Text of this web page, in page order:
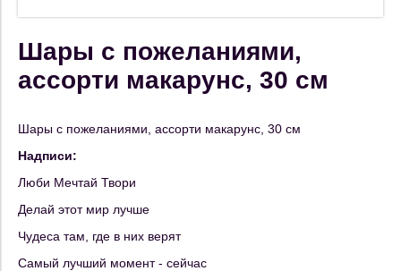
Шары с пожеланиями,
ассорти макарунс, 30 см
Шары с пожеланиями, ассорти макарунс, 30 см
Надписи:
Люби Мечтай Твори
Делай этот мир лучше
Чудеса там, где в них верят
Самый лучший момент - сейчас